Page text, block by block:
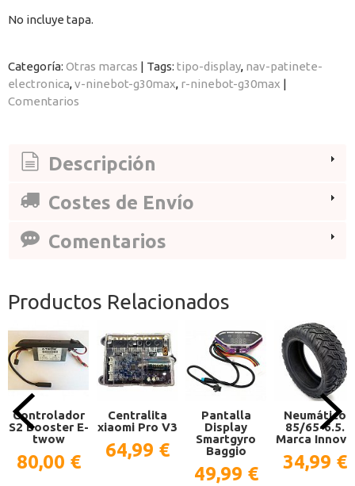
No incluye tapa.
Categoría: Otras marcas | Tags: tipo-display nav-patinete-
electronica v-ninebot-g30max r-ninebot-g30max |
Comentarios
Descripción
Costes de Envío
Comentarios
Productos Relacionados
Controlador
S2 Booster E-
twow
80,00 €
Centralita
xiaomi Pro V3
64,99 €
Pantalla
Display
Smartgyro
Baggio
49,99 €
Neumático
85/65-6.5.
Marca Innova
34,99 €